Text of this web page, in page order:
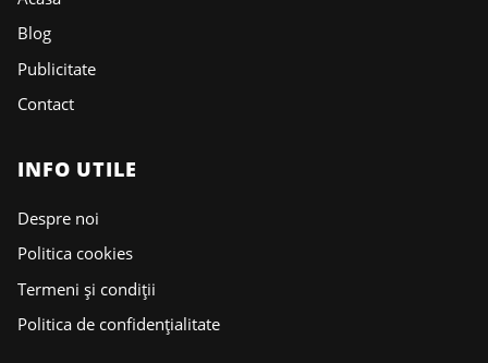
Blog
Publicitate
Contact
INFO UTILE
Despre noi
Politica cookies
Termeni și condiții
Politica de confidențialitate